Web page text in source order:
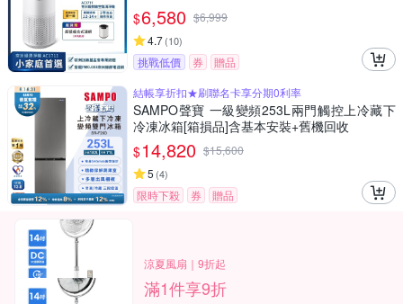
$6,580 $6,999
4.7(10)
挑戰低價 券
贈品
結帳享折扣★刷聯名卡享分期0利率
SAMPO聲寶 一級變頻253L兩門觸控上冷藏下
冷凍冰箱[箱損品]含基本安裝+舊機回收
$14,820 $15,600
5 (4)
限時下殺 券 贈品
涼夏風扇｜9折起
滿1件享9折